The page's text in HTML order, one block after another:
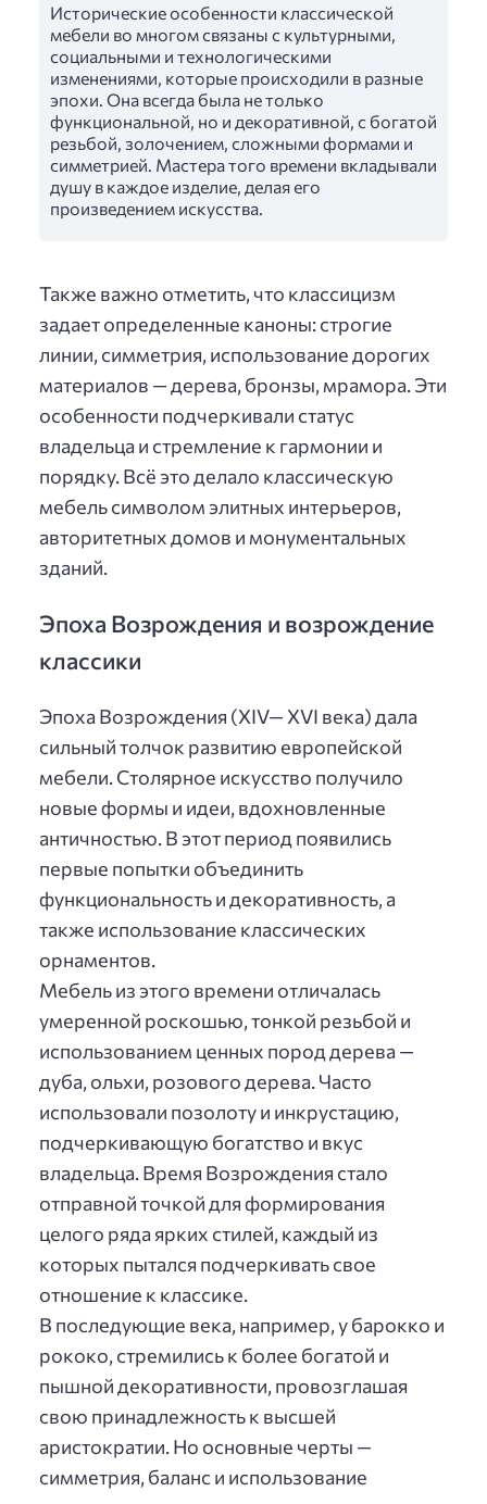
Исторические особенности классической
мебели во многом связаны с культурными,
социальными и технологическими
изменениями, которые происходили в разные
эпохи. Она всегда была не только
функциональной, но и декоративной, с богатой
резьбой, золочением, сложными формами и
симметрией. Мастера того времени вкладывали
душу в каждое изделие, делая его
произведением искусства.
Также важно отметить, что классицизм
задает определенные каноны: строгие
линии, симметрия, использование дорогих
материалов — дерева, бронзы, мрамора. Эти
особенности подчеркивали статус
владельца и стремление к гармонии и
порядку. Всё это делало классическую
мебель символом элитных интерьеров,
авторитетных домов и монументальных
зданий.
Эпоха Возрождения и возрождение
классики
Эпоха Возрождения (XIV— XVI века) дала
сильный толчок развитию европейской
мебели. Столярное искусство получило
новые формы и идеи, вдохновленные
античностью. В этот период появились
первые попытки объединить
функциональность и декоративность, а
также использование классических
орнаментов.
Мебель из этого времени отличалась
умеренной роскошью, тонкой резьбой и
использованием ценных пород дерева —
дуба, ольхи, розового дерева. Часто
использовали позолоту и инкрустацию,
подчеркивающую богатство и вкус
владельца. Время Возрождения стало
отправной точкой для формирования
целого ряда ярких стилей, каждый из
которых пытался подчеркивать свое
отношение к классике.
В последующие века, например, у барокко и
рококо, стремились к более богатой и
пышной декоративности, провозглашая
свою принадлежность к высшей
аристократии. Но основные черты —
симметрия, баланс и использование